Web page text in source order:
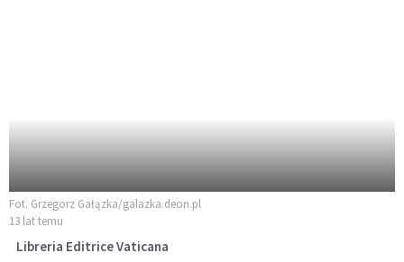
Fot. Grzegorz Gałązka/galazka.deon.pl
13 lat temu
Libreria Editrice Vaticana